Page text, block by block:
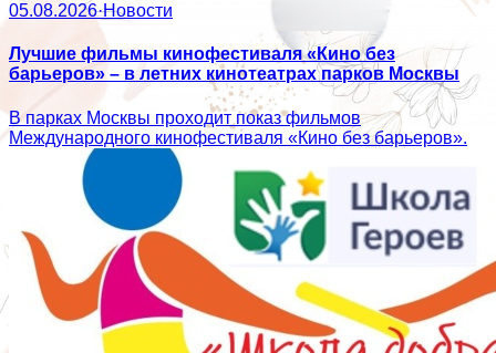
05.08.2026·Новости
Лучшие фильмы кинофестиваля «Кино без
барьеров» – в летних кинотеатрах парков Москвы
В парках Москвы проходит показ фильмов
Международного кинофестиваля «Кино без барьеров».